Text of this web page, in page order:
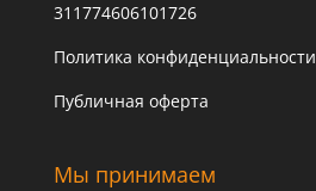
311774606101726
Политика конфиденциальности
Публичная оферта
Мы принимаем